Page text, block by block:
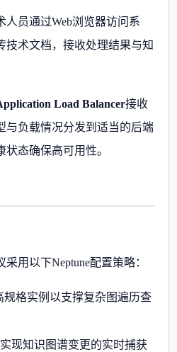
人员通过Web浏览器访问系
技术文档，接收处理结果与知
Load Balancer接收
与负载情况分发到适当的后端
态确保高可用性。
用以下Neptune配置策略：
规格实例以支撑复杂图遍历查
实现知识图谱变更的实时捕获